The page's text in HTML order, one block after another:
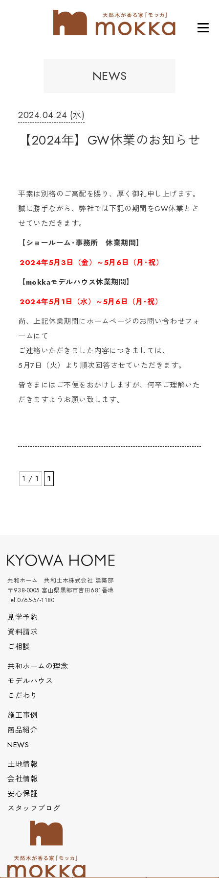
NEWS
2024.04.24 (水)
【2024年】GW休業のお知らせ
平素は別格のご高配を賜り、厚く御礼申し上げます。
誠に勝手ながら、弊社では下記の期間をGW休業とさ
せていただきます。
【ショールーム･事務所 休業期間】
2024年5月3日（金）～5月6日（月･祝）
【mokkaモデルハウス休業期間】
2024年5月1日（水）～5月6日（月･祝）
尚、上記休業期間にホームページのお問い合わせフォ
ームにて
ご連絡いただきました内容につきましては、
5月7日（火）より順次回答させていただきます。
皆さまにはご不便をおかけしますが、何卒ご理解いた
だきますようお願い致します。
1 / 1 1
共和ホーム 共和土木株式会社 建築部
〒938-0005 富山県黒部市吉田681番地
Tel.0765-57-1180
見学予約
資料請求
ご相談
共和ホームの理念
モデルハウス
こだわり
施工事例
商品紹介
NEWS
土地情報
会社情報
安心保証
スタッフブログ